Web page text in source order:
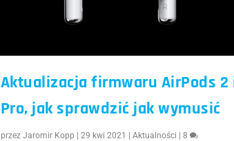
Aktualizacja firmwaru AirPods 2
Pro, jak sprawdzić jak wymusić
przez Jaromir Kopp | 29 kwi 2021 | Aktualności | 8